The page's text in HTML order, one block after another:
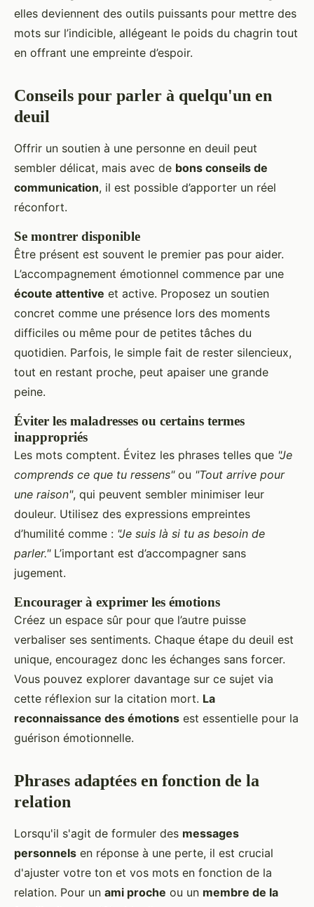
elles deviennent des outils puissants pour mettre des
mots sur l’indicible, allégeant le poids du chagrin tout
en offrant une empreinte d’espoir.
Conseils pour parler à quelqu'un en
deuil
Offrir un soutien à une personne en deuil peut
sembler délicat, mais avec de bons conseils de
communication, il est possible d’apporter un réel
réconfort.
Se montrer disponible
Être présent est souvent le premier pas pour aider.
L’accompagnement émotionnel commence par une
écoute attentive et active. Proposez un soutien
concret comme une présence lors des moments
difficiles ou même pour de petites tâches du
quotidien. Parfois, le simple fait de rester silencieux,
tout en restant proche, peut apaiser une grande
peine.
Éviter les maladresses ou certains termes
inappropriés
Les mots comptent. Évitez les phrases telles que "Je
comprends ce que tu ressens"ou "Tout arrive pour
une raison", qui peuvent sembler minimiser leur
douleur. Utilisez des expressions empreintes
d’humilité comme : "Je suis là si tu as besoin de
parler."L’important est d’accompagner sans
jugement.
Encourager à exprimer les émotions
Créez un espace sûr pour que l’autre puisse
verbaliser ses sentiments. Chaque étape du deuil est
unique, encouragez donc les échanges sans forcer.
Vous pouvez explorer davantage sur ce sujet via
cette réflexion sur la citation mort. La
reconnaissance des émotions est essentielle pour la
guérison émotionnelle.
Phrases adaptées en fonction de la
relation
Lorsqu'il s'agit de formuler des messages
personnels en réponse à une perte, il est crucial
d'ajuster votre ton et vos mots en fonction de la
relation. Pour un ami proche ou un membre de la